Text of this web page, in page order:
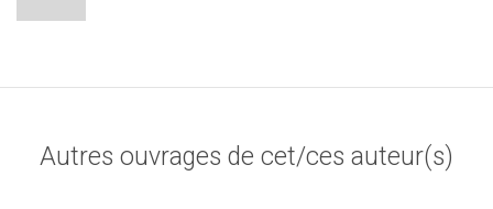
Autres ouvrages de cet/ces auteur(s)